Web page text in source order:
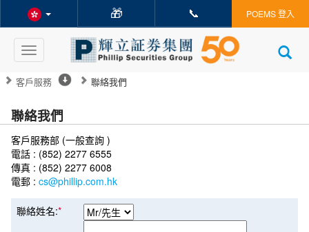
🎁 📞 POEMS 登入
Toggle
navigation
客戶服務 聯絡我們
聯絡我們
客戶服務部 (一般查詢 )
電話 : (852) 2277 6555
傳真 : (852) 2277 6008
電郵 : cs@phillip.com.hk
聯絡姓名:*